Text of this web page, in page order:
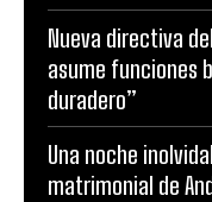
Nueva directiva
asume funciones
duradero”
Una noche
matrimonial de